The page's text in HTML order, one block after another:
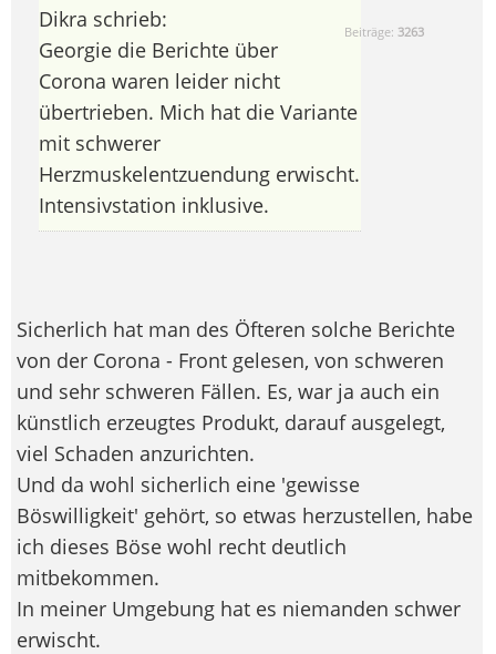
Beiträge: 3263
Dikra schrieb:
Georgie die Berichte über
Corona waren leider nicht
übertrieben. Mich hat die Variante
mit schwerer
Herzmuskelentzuendung erwischt.
Intensivstation inklusive.
Sicherlich hat man des Öfteren solche Berichte
von der Corona - Front gelesen, von schweren
und sehr schweren Fällen. Es, war ja auch ein
künstlich erzeugtes Produkt, darauf ausgelegt,
viel Schaden anzurichten.
Und da wohl sicherlich eine 'gewisse
Böswilligkeit' gehört, so etwas herzustellen, habe
ich dieses Böse wohl recht deutlich
mitbekommen.
In meiner Umgebung hat es niemanden schwer
erwischt.